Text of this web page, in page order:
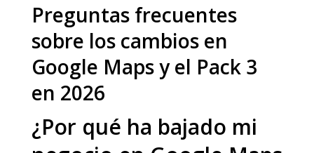
Preguntas frecuentes
sobre los cambios en
Google Maps y el Pack 3
en 2026
¿Por qué ha bajado mi